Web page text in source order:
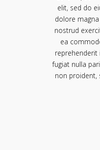
elit, sed do
dolore
nostrud
ea
fugiat nulla
non proident,